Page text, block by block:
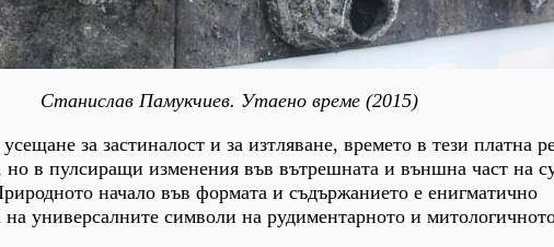
Станислав Памукчиев. Утаено време (2015)
за застиналост и за изтляване, времето в тези платна
но в пулсиращи изменения във вътрешната и външна част на
начало във формата и съдържанието е енигматично
универсалните символи на рудиментарното и